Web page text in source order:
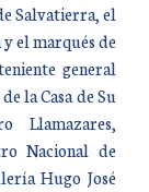
Salvatierra, el
el marqués de
general
la Casa de Su
Llamazares,
Nacional de
Hugo José